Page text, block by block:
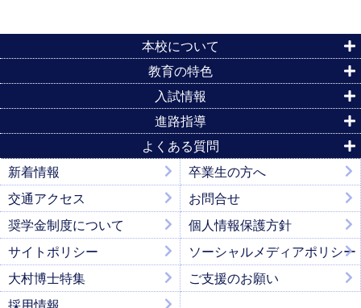
本校について
教育の特色
入試情報
進路指導
よくある質問
新着情報
卒業生の方へ
交通アクセス
お問合せ
奨学金制度について
個人情報保護方針
サイトポリシー
ソーシャルメディアポリシー
大村博士特集
ご支援のお願い